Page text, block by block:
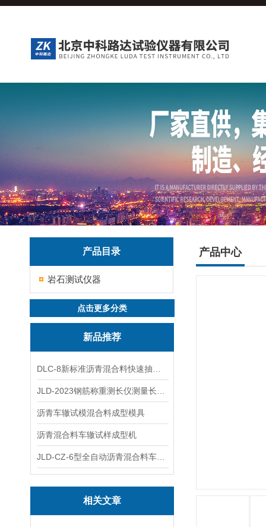
产品目录
岩石测试仪器
点击更多分类
新品推荐
沥青车辙试模混合料成型模具
沥青混合料车辙试样成型机
相关文章
产品中心